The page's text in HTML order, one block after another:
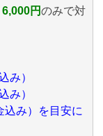
円のみで対
み）
み）
み）を目安に